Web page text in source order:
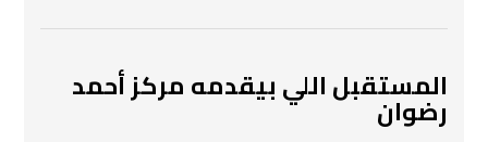
المستقبل اللي بيقدمه مركز أحمد
رضوان